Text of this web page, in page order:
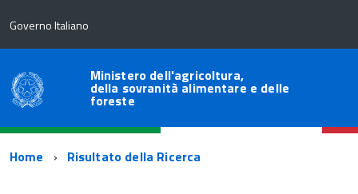
Governo Italiano
Ministero dell'agricoltura,
della sovranità alimentare e delle
foreste
Percorso
Home Risultato della Ricerca